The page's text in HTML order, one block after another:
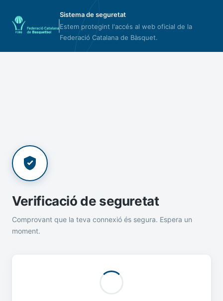
Sistema de seguretat
Estem protegint l'accés al web oficial de la
Federació Catalana de Bàsquet.
Verificació de seguretat
Comprovant que la teva connexió és segura. Espera un
moment.